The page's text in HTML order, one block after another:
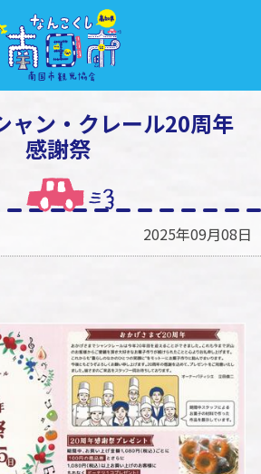
ャン・クレール20周年
感謝祭
2025年09月08日